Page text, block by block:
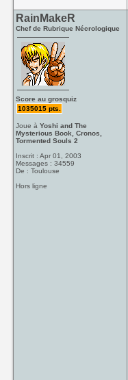
RainMakeR
Chef de Rubrique Nécrologique
Score au grosquiz
1035015 pts.
Joue àYoshi and The
Mysterious Book, Cronos,
Tormented Souls 2
Inscrit : Apr 01, 2003
Messages : 34559
De : Toulouse
Hors ligne